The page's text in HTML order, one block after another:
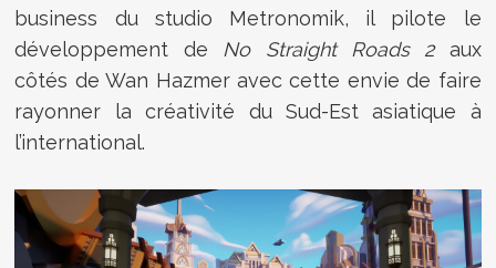
business du studio Metronomik, il pilote le
développement de No Straight Roads 2aux
côtés de Wan Hazmer avec cette envie de faire
rayonner la créativité du Sud-Est asiatique à
l’international.